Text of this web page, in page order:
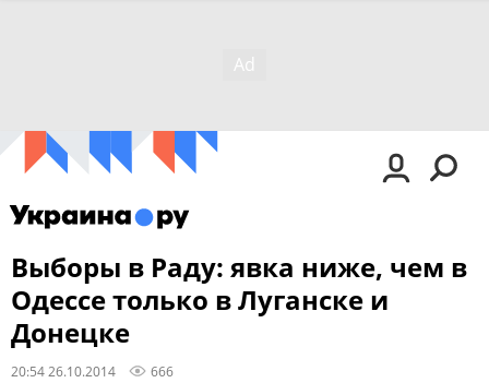
Выборы в Раду: явка ниже, чем в
Одессе только в Луганске и
Донецке
20:54 26.10.2014 666